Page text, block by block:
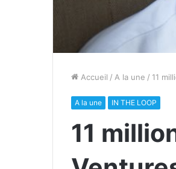
Accueil / A la une / 11
A la une IN THE LOOP
11